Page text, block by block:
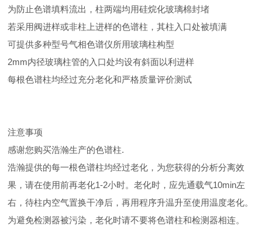
为防止色谱填料流出，柱两端均用硅烷化玻璃棉封堵
若采用阀进样或非柱上进样的色谱柱，其柱入口处被填满
可提供多种型号气相色谱仪所用玻璃柱构型
2mm内径玻璃柱管的入口处均设有斜面以利进样
每根色谱柱均经过充分老化和严格质量评价测试
注意事项
感谢您购买浩瀚生产的色谱柱.
浩瀚提供的每一根色谱柱均经过老化，为您获得的分析分离效
果，请在使用前再老化1-2小时。老化时，应先通载气10min左
右，待柱内空气置换干净后，再用程序升温升至使用温度老化。
为避免检测器被污染，老化时请不要将色谱柱和检测器相连。